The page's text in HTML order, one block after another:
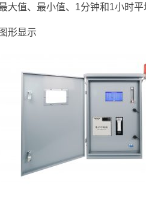
大值、最小值、1分钟和1小时平
形显示